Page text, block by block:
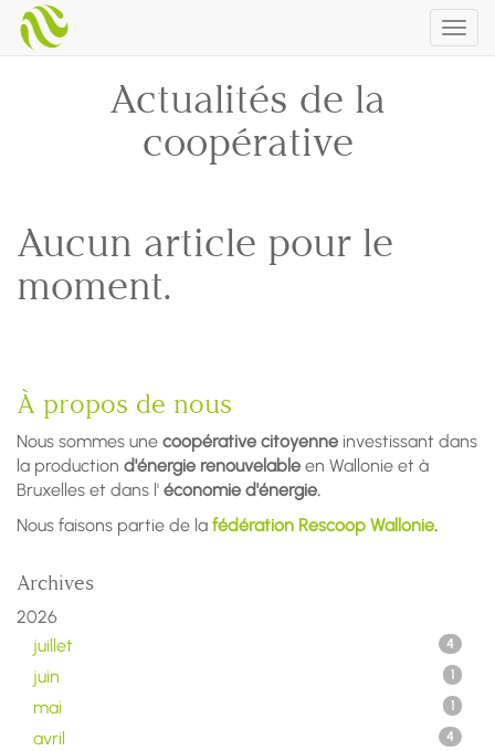
Actualités de la
coopérative
Aucun article pour le
moment.
À propos de nous
Nous sommes une coopérative citoyenne investissant dans
la production d'énergie renouvelable en Wallonie et à
Bruxelles et dans l' économie d'énergie.
Nous faisons partie de la fédération Rescoop Wallonie.
Archives
2026
juillet
4
juin 1
mai 1
avril 4